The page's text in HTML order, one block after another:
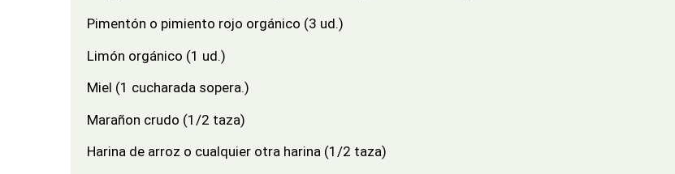
Pimentón o pimiento rojo orgánico (3 ud.)
Limón orgánico (1 ud.)
Miel (1 cucharada sopera.)
Marañon crudo (1/2 taza)
Harina de arroz o cualquier otra harina (1/2 taza)